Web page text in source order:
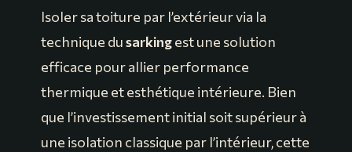
Isoler sa toiture par l’extérieur via la
technique dusarkingest une solution
efficace pour allier performance
thermique et esthétique intérieure. Bien
que l’investissement initial soit supérieur à
une isolation classique par l’intérieur, cette